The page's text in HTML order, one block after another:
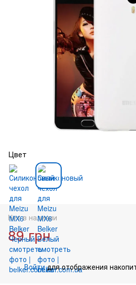
Цвет
Нет в наличии
89 грн
% Войтидля отображения